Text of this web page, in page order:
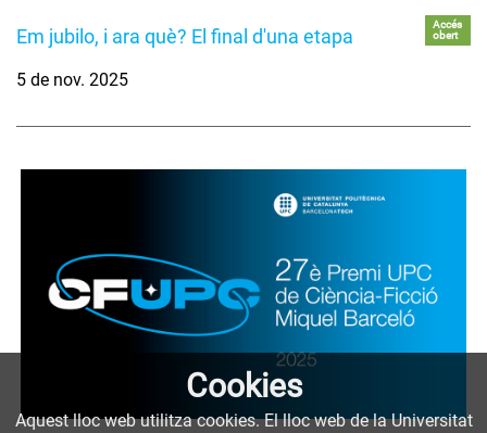
Em jubilo, i ara què? El final d'una etapa
Accés
obert
5 de nov. 2025
Cookies
Aquest lloc web utilitza cookies. El lloc web de la Universitat